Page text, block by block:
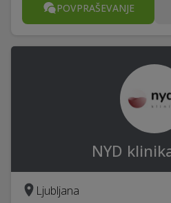
POVPRAŠEVANJE
NYD
Ljubljana